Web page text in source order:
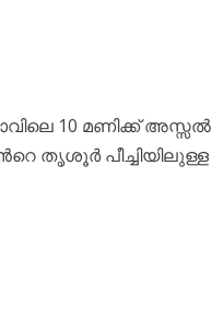
10 മണിക്ക് അസ്സൽ
തൃശൂർ പീച്ചിയിലുള്ള